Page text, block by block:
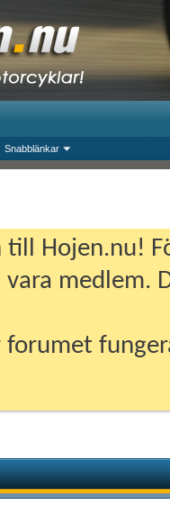
Snabblänkar
till Hojen.nu!
medlem.
forumet